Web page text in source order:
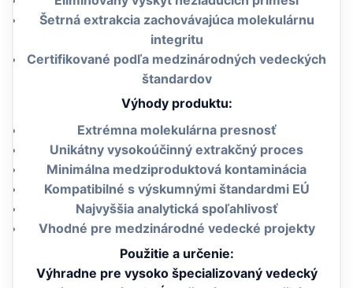
Šetrná extrakcia zachovávajúca molekulárnu
integritu
Certifikované podľa medzinárodných vedeckých
štandardov
Výhody produktu:
Extrémna molekulárna presnosť
Unikátny vysokoúčinný extrakčný proces
Minimálna medziproduktová kontaminácia
Kompatibilné s výskumnými štandardmi EÚ
Najvyššia analytická spoľahlivosť
Vhodné pre medzinárodné vedecké projekty
Použitie a určenie:
Výhradne pre vysoko špecializovaný vedecký